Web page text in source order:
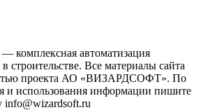
автоматизация
строительстве. Все материалы сайта
проекта АО «ВИЗАРДСОФТ». По
и использования информации пишите
info@wizardsoft.ru